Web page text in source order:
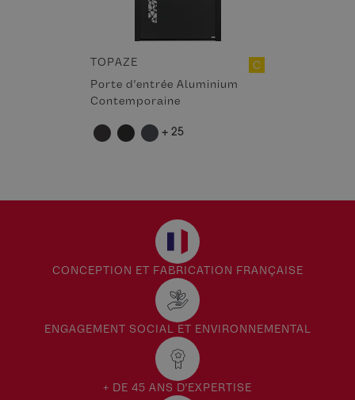
TOPAZE
Porte d'entrée Aluminium
Contemporaine
C
+ 25
CONCEPTION ET FABRICATION FRANÇAISE
ENGAGEMENT SOCIAL ET ENVIRONNEMENTAL
+ DE 45 ANS D'EXPERTISE